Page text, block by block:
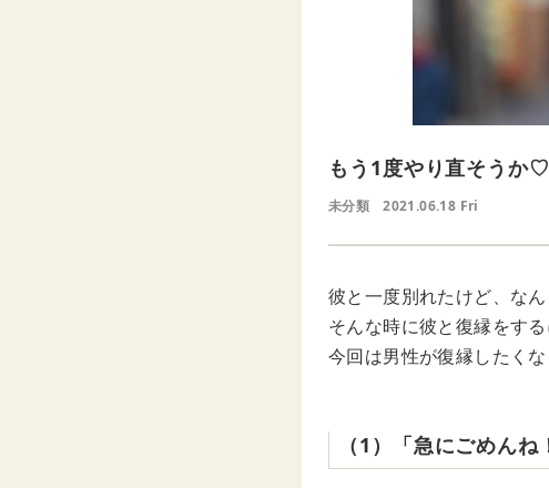
もう1度やり直そうか
未分類 2021.06.18 Fri
彼と一度別れたけど、な
そんな時に彼と復縁をす
今回は男性が復縁したく
（1）「急にごめんね